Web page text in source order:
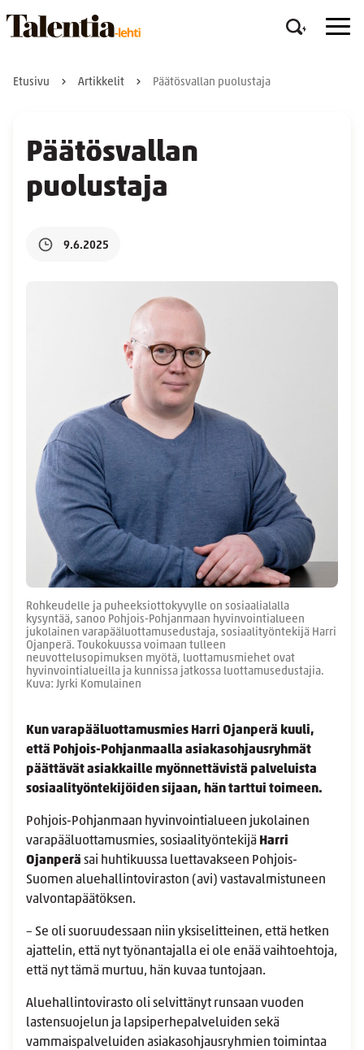
Etusivu Artikkelit Päätösvallan puolustaja
Päätösvallan
puolustaja
9.6.2025
Rohkeudelle ja puheeksiottokyvylle on sosiaalialalla
kysyntää, sanoo Pohjois-Pohjanmaan hyvinvointialueen
jukolainen varapääluottamusedustaja, sosiaalityöntekijä Harri
Ojanperä. Toukokuussa voimaan tulleen
neuvottelusopimuksen myötä, luottamusmiehet ovat
hyvinvointialueilla ja kunnissa jatkossa luottamusedustajia.
Kuva: Jyrki Komulainen
Kun varapääluottamusmies Harri Ojanperä kuuli,
että Pohjois-Pohjanmaalla asiakasohjausryhmät
päättävät asiakkaille myönnettävistä palveluista
sosiaalityöntekijöiden sijaan, hän tarttui toimeen.
Pohjois-Pohjanmaan hyvinvointialueen jukolainen
varapääluottamusmies, sosiaalityöntekijä Harri
Ojanperä sai huhtikuussa luettavakseen Pohjois-
Suomen aluehallintoviraston (avi) vastavalmistuneen
valvontapäätöksen.
– Se oli suoruudessaan niin yksiselitteinen, että hetken
ajattelin, että nyt työnantajalla ei ole enää vaihtoehtoja,
että nyt tämä murtuu, hän kuvaa tuntojaan.
Aluehallintovirasto oli selvittänyt runsaan vuoden
lastensuojelun ja lapsiperhepalveluiden sekä
vammaispalveluiden asiakasohjausryhmien toimintaa